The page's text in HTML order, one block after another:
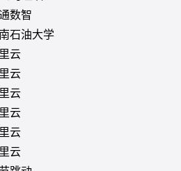
数智
石油大学
云
云
云
云
云
云